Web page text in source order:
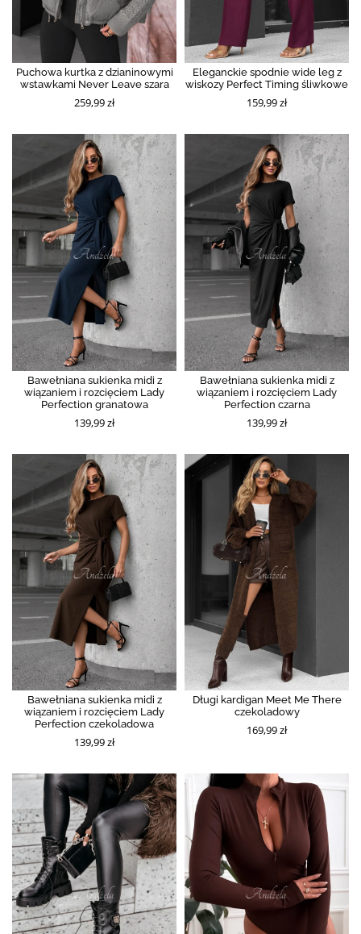
Puchowa kurtka z dzianinowymi
wstawkami Never Leave szara
259,99 zł
Eleganckie spodnie wide leg z
wiskozy Perfect Timing śliwkowe
159,99 zł
Bawełniana sukienka midi z
wiązaniem i rozcięciem Lady
Perfection granatowa
139,99 zł
Bawełniana sukienka midi z
wiązaniem i rozcięciem Lady
Perfection czarna
139,99 zł
Bawełniana sukienka midi z
wiązaniem i rozcięciem Lady
Perfection czekoladowa
139,99 zł
Długi kardigan Meet Me There
czekoladowy
169,99 zł